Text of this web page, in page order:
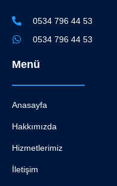
0534 796 44 53
0534 796 44 53
Menü
Anasayfa
Hakkımızda
Hizmetlerimiz
İletişim